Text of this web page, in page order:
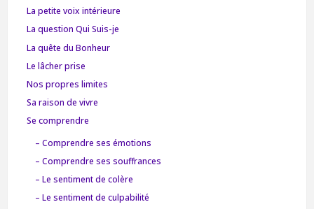
La petite voix intérieure
La question Qui Suis-je
La quête du Bonheur
Le lâcher prise
Nos propres limites
Sa raison de vivre
Se comprendre
– Comprendre ses émotions
– Comprendre ses souffrances
– Le sentiment de colère
– Le sentiment de culpabilité